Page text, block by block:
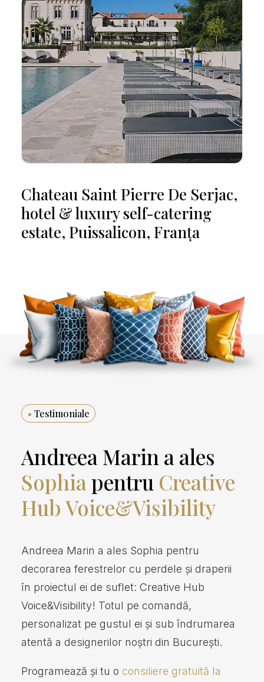
Les Roches Blanches, hotel,
Cassis, Franța
• Testimoniale
Andreea Marin a ales
Sophiapentru Creative
Hub Voice&Visibility
Andreea Marin a ales Sophia pentru
decorarea ferestrelor cu perdele și draperii
în proiectul ei de suflet: Creative Hub
Voice&Visibility! Totul pe comandă,
personalizat pe gustul ei și sub îndrumarea
atentă a designerilor noștri din București.
Programează și tu o consiliere gratuită la